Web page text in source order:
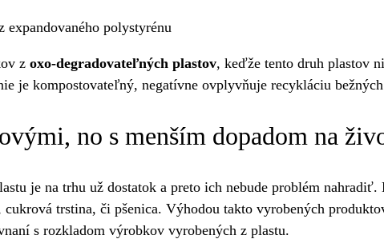
expandovaného polystyrénu
z oxo-degradovateľných plastov, keďže tento druh plastov
je kompostovateľný, negatívne ovplyvňuje recykláciu
no s menším dopadom na
je na trhu už dostatok a preto ich nebude problém
trstina, či pšenica. Výhodou takto vyrobených
s rozkladom výrobkov vyrobených z plastu.